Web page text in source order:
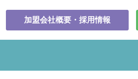
加盟会社概要・採用情報